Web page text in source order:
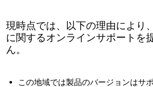
現時点では、以下の理由により
に関するオンラインサポートを
ん。
この地域では製品のバージョンはサ